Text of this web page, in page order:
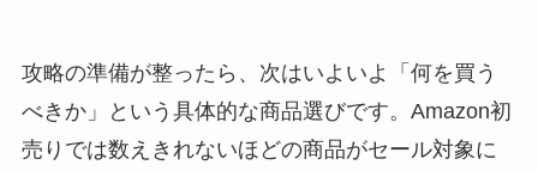
攻略の準備が整ったら、次はいよいよ「何を買う
べきか」という具体的な商品選びです。Amazon初
売りでは数えきれないほどの商品がセール対象に